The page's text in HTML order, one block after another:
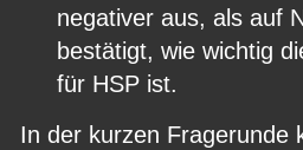
negativer aus, als auf
bestätigt, wie wichtig
für HSP ist.
In der kurzen